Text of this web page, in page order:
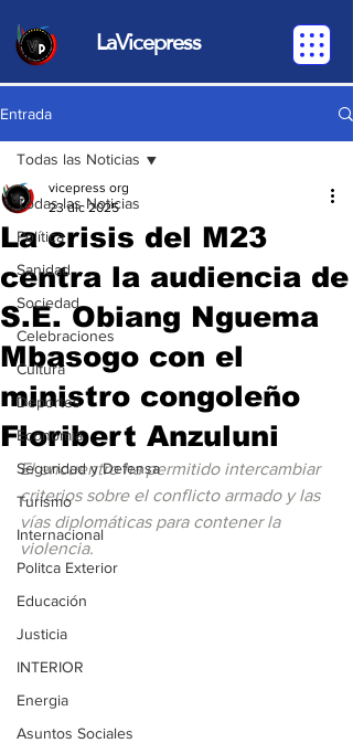
LaVicepress
Entrada
Todas las Noticias
Política
Sanidad
Sociedad
Celebraciones
Cultura
Deportes
Economia
Seguridad y Defensa
Turismo
Internacional
Politca Exterior
Educación
Justicia
INTERIOR
Energia
Asuntos Sociales
Todas las Noticias
La crisis del M23
centra la audiencia de
S.E. Obiang Nguema
Mbasogo con el
ministro congoleño
Floribert Anzuluni
vicepress org
23 dic 2025
El encuentro ha permitido intercambiar
criterios sobre el conflicto armado y las
vías diplomáticas para contener la
violencia.